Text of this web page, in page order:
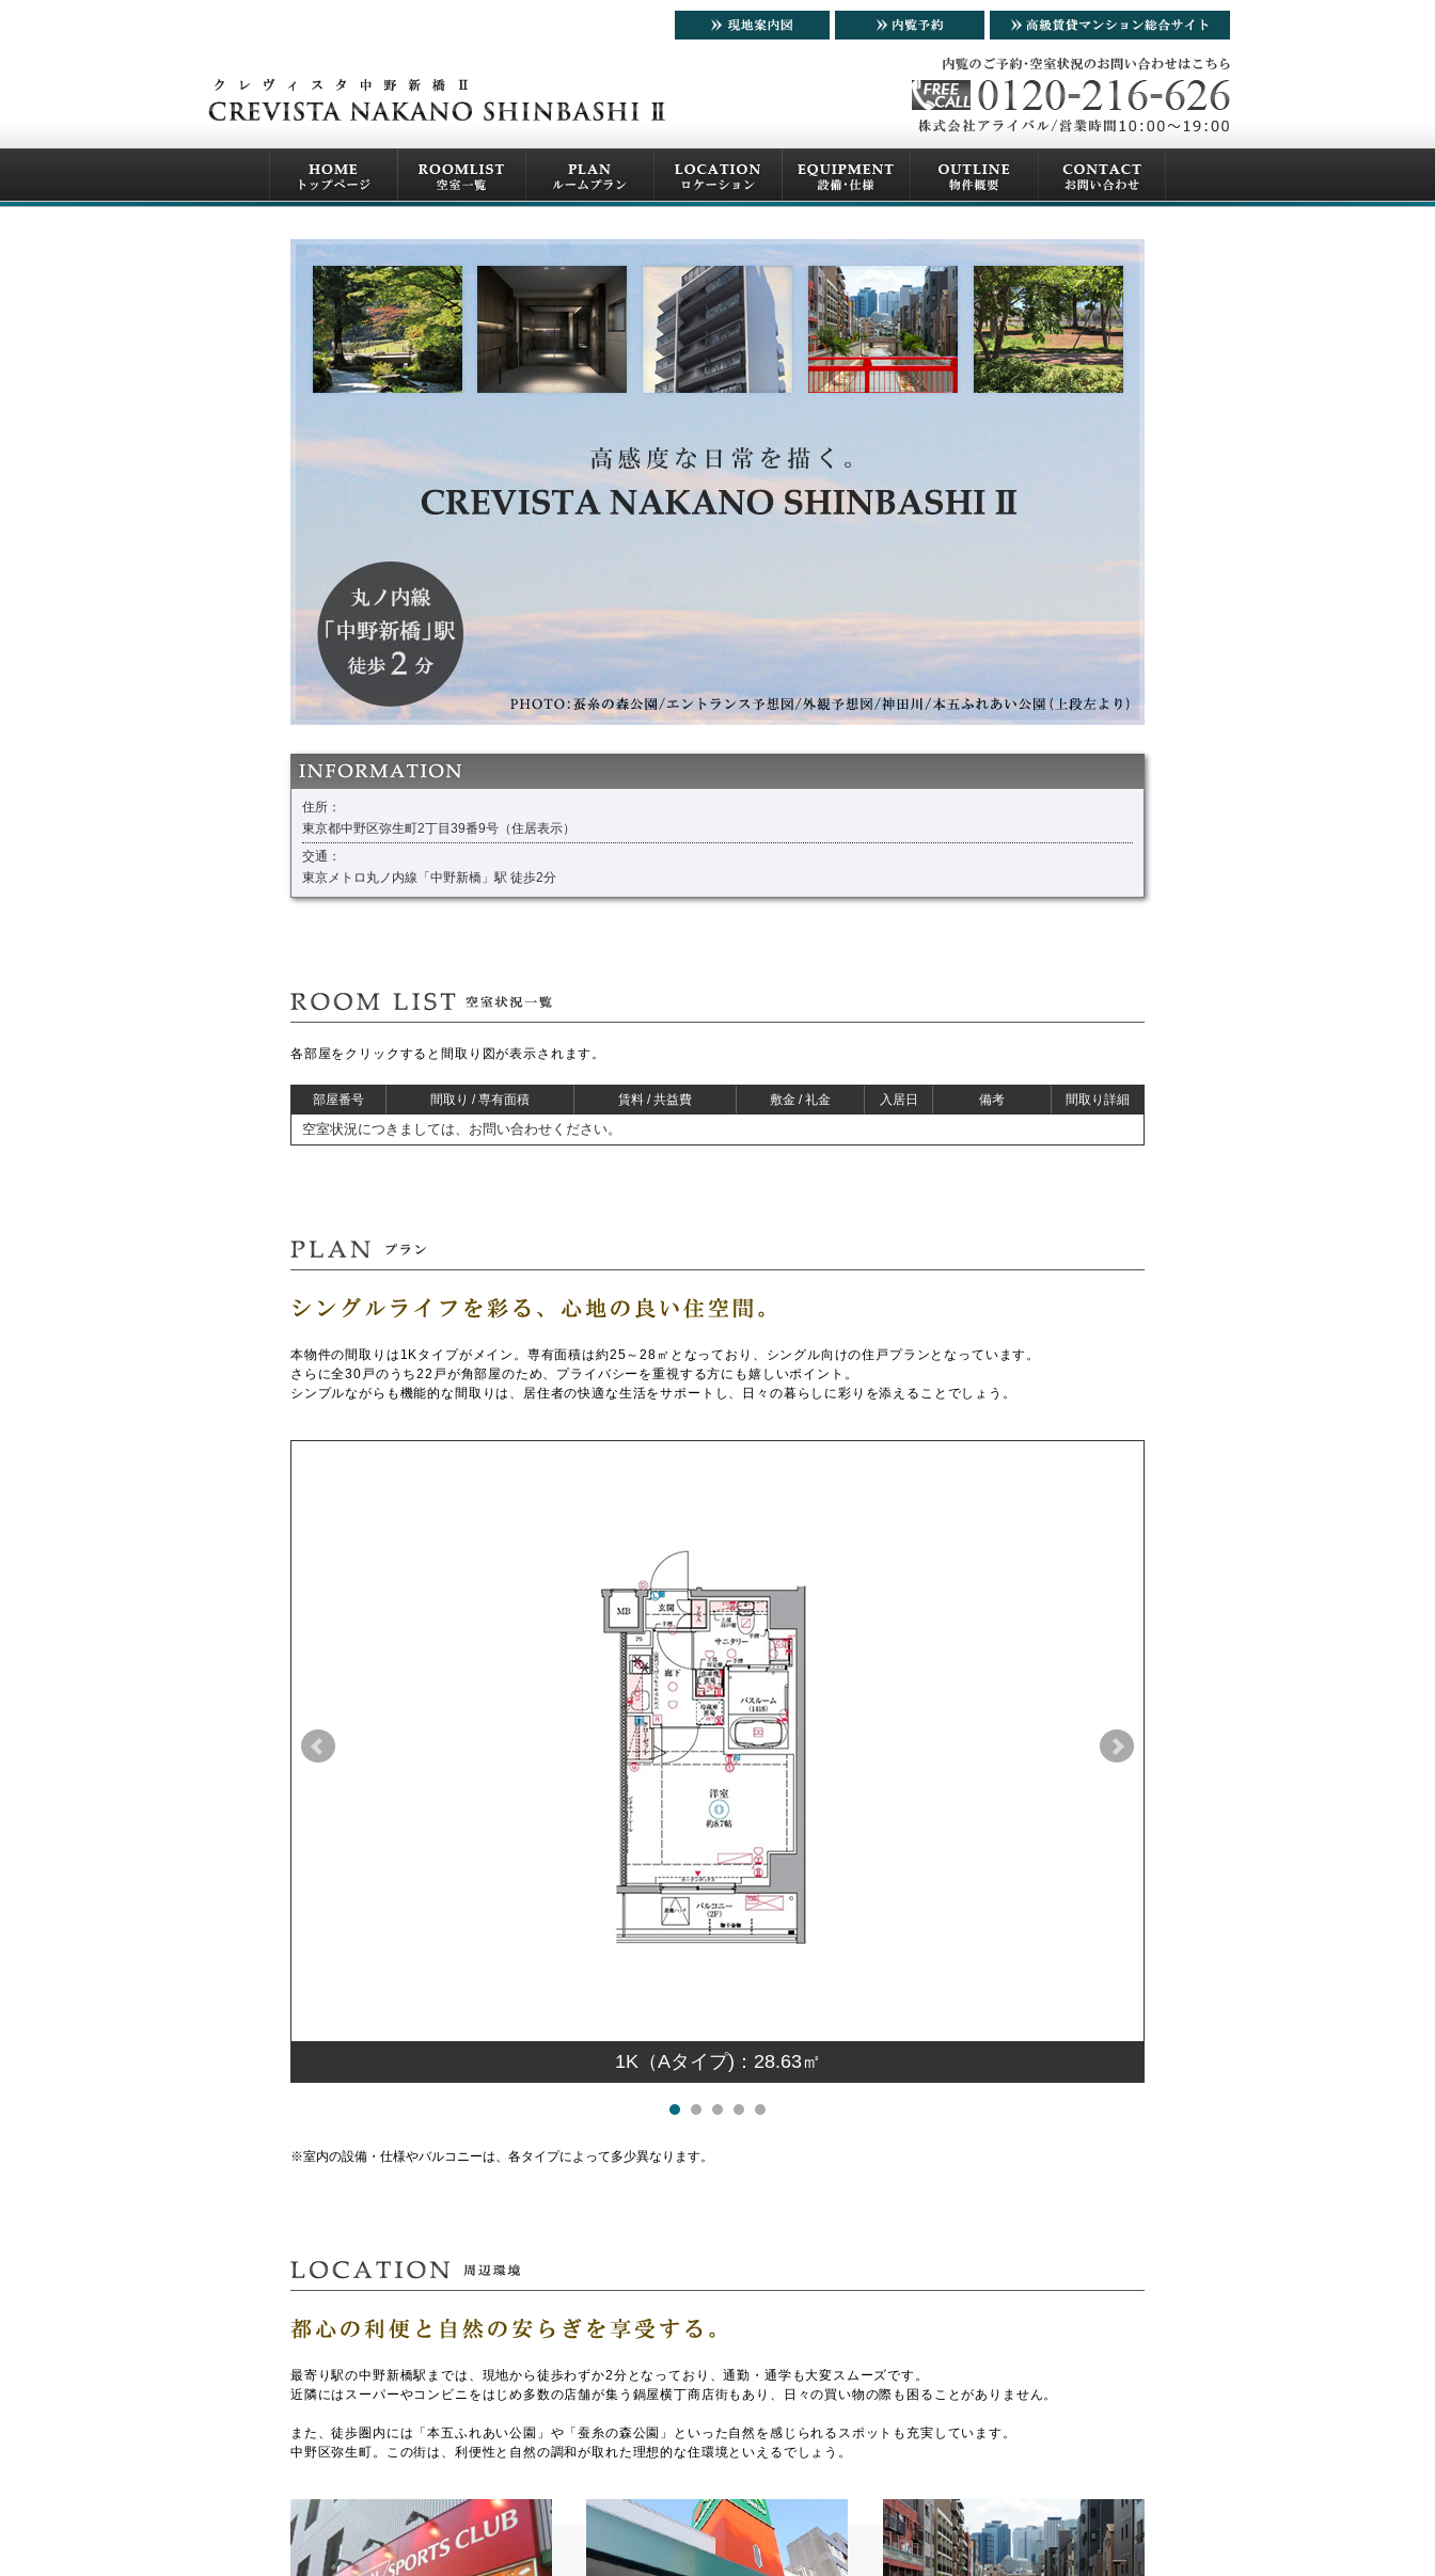
住所：
東京都中野区弥生町2丁目39番9号（住居表示）
交通：
東京メトロ丸ノ内線「中野新橋」駅 徒歩2分
各部屋を クリック すると間取り図が表示されます。
部屋番号 間取り / 専有面積 賃料 / 共益費 敷金 / 礼金 入居日 備考 間取り詳細
空室状況につきましては、お問い合わせください。
本物件の間取りは1Kタイプがメイン。専有面積は約25～28㎡となっており、シングル向けの住戸プランとなっています。
さらに全30戸のうち22戸が角部屋のため、プライバシーを重視する方にも嬉しいポイント。
シンプルながらも機能的な間取りは、居住者の快適な生活をサポートし、日々の暮らしに彩りを添えることでしょう。
1K（Aタイプ)：28.63㎡
※室内の設備・仕様やバルコニーは、各タイプによって多少異なります。
最寄り駅の中野新橋駅までは、現地から徒歩わずか2分となっており、通勤・通学も大変スムーズです。
近隣にはスーパーやコンビニをはじめ多数の店舗が集う鍋屋横丁商店街もあり、日々の買い物の際も困ることがありません。
また、徒歩圏内には「本五ふれあい公園」や「蚕糸の森公園」といった自然を感じられるスポットも充実しています。
中野区弥生町。この街は、利便性と自然の調和が取れた理想的な住環境といえるでしょう。